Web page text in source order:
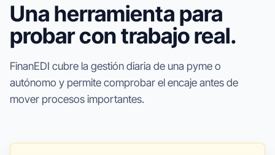
Una herramienta para
probar con trabajo real.
FinanEDI cubre la gestión diaria de una pyme o
autónomo y permite comprobar el encaje antes de
mover procesos importantes.